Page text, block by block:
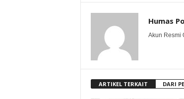
Humas
Akun Resmi
ARTIKEL TERKAIT DARI